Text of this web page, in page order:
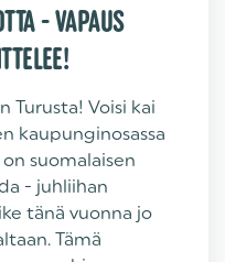
- VAPAUS
Turusta! Voisi kai
kaupunginosassa
suomalaisen
- juhliihan
tänä vuonna jo
Tämä